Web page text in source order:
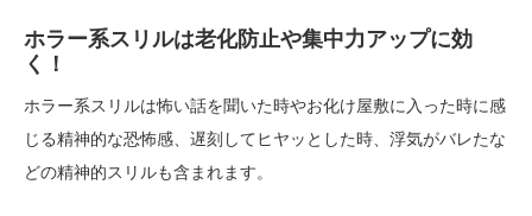
ホラー系スリルは老化防止や集中力アップに効
く！
ホラー系スリルは怖い話を聞いた時やお化け屋敷に入った時に感
じる精神的な恐怖感、遅刻してヒヤッとした時、浮気がバレたな
どの精神的スリルも含まれます。